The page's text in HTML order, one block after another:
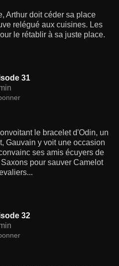
Arthur doit céder sa place
relégué aux cuisines. Les
le rétablir à sa juste place.
31
le bracelet d'Odin, un
Gauvain y voit une occasion
ses amis écuyers de
pour sauver Camelot
32